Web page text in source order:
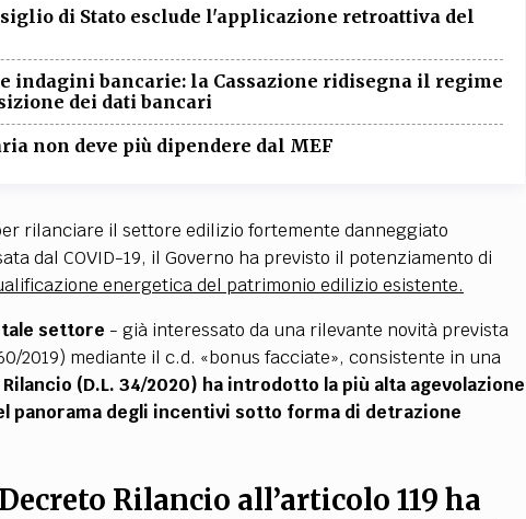
di Stato esclude l'applicazione retroattiva del
indagini bancarie: la Cassazione ridisegna il regime
dei dati bancari
non deve più dipendere dal MEF
rilanciare il settore edilizio fortemente danneggiato
dal COVID-19, il Governo ha previsto il potenziamento di
energetica del patrimonio edilizio esistente.
settore - già interessato da una rilevante novità prevista
2019) mediante il c.d. «bonus facciate», consistente in una
(D.L. 34/2020) ha introdotto la più alta agevolazione
panorama degli incentivi sotto forma di detrazione
Rilancio all’articolo 119 ha